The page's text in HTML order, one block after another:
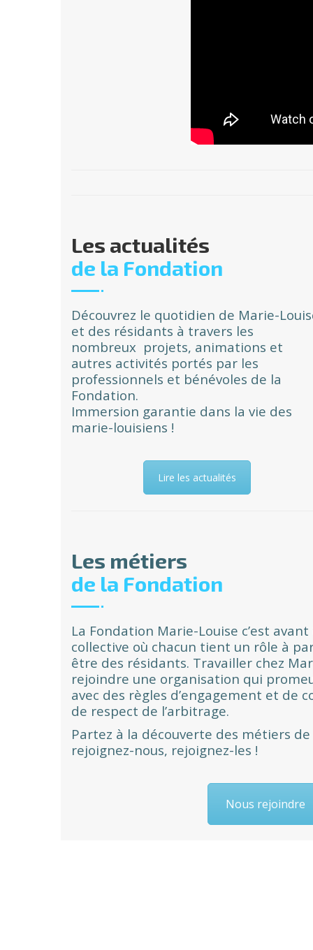
Les actualités
de la Fondation
Découvrez le quotidien de Marie-
et des résidants à travers les
nombreux projets, animations et
autres activités portés par les
professionnels et bénévoles de la
Fondation.
Immersion garantie dans la vie des
marie-louisiens !
Lire les actualités
Les métiers
de la Fondation
La Fondation Marie-Louise c’est
collective où chacun tient un rôle à
être des résidants. Travailler chez
rejoindre une organisation qui
avec des règles d’engagement et de
de respect de l’arbitrage.
Partez à la découverte des métiers
rejoignez-nous, rejoignez-les !
Nous rejoindre